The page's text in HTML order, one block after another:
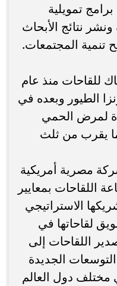
برامج تمويلية
نتائج الأبحاث
تنمية المجتمعات.
للقاحات منذ عام
الطيور وبعده في
لمرض الحمي
يقرب من ثلث
مصرية أمريكية
اللقاحات بمعايير
الاستراتيجي
لقاحاتها في
اللقاحات إلى
مع التوسعات الجديدة
دول العالم